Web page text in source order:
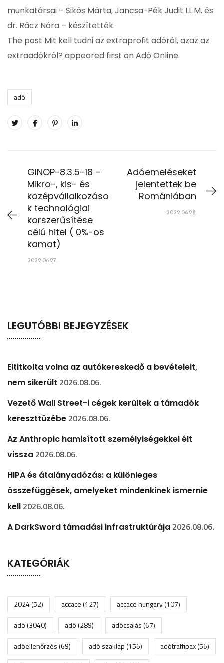
munkatársai – Sikós Márta, Jancsa-Pék Judit LL.M. és
dr. Rácz Nóra – készítették.
The post Mit kell tudni az extraprofit adóról, azaz az
extraadókról? appeared first on Adó Online.
adó
GINOP-8.3.5-18 –
Mikro-, kis- és
középvállalkozáso
k technológiai
korszerűsítése
célú hitel ( 0%-os
kamat)
2022.06.27.
Adóemeléseket
jelentettek be
Romániában
2022.06.28.
LEGUTÓBBI BEJEGYZÉSEK
Eltitkolta volna az autókereskedő a bevételeit,
nem sikerült 2026.08.06.
Vezető Wall Street-i cégek kerültek a támadók
kereszttüzébe 2026.08.06.
Az Anthropic hamisított személyiségekkel élt
vissza 2026.08.06.
HIPA és átalányadózás: a különleges
összefüggések, amelyeket mindenkinek ismernie
kell 2026.08.06.
A DarkSword támadási infrastruktúrája 2026.08.06.
KATEGÓRIÁK
2024(52) accace(127) accace hungary(107)
adó(3040) adó(289) adócsalás(67)
adóellenőrzés(69) adó szaklap(156) adótraffipax(56)